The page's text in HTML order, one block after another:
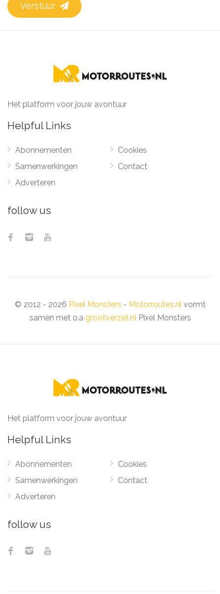
Verstuur
Het platform voor jouw avontuur
Helpful Links
Abonnementen
Samenwerkingen
Adverteren
Cookies
Contact
follow us
© 2012 - 2026 Pixel Monsters - Motorroutes.nlvormt
samen met o.a grootverzet.nlPixel Monsters
Het platform voor jouw avontuur
Helpful Links
Abonnementen
Samenwerkingen
Adverteren
Cookies
Contact
follow us